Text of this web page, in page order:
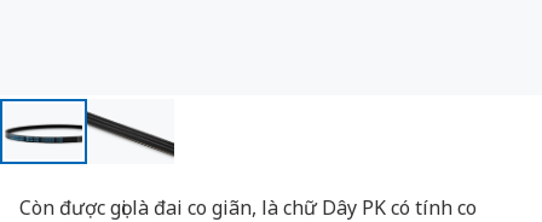
Còn được gọi là đai co giãn, là chữ Dây PK có tính co